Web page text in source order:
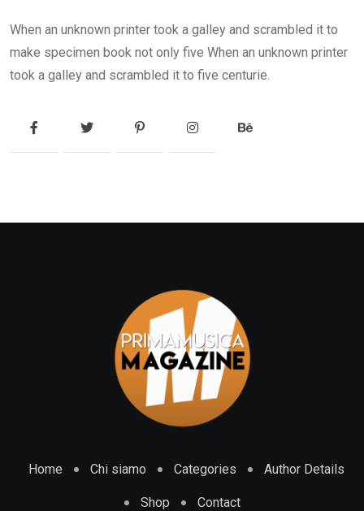
When an unknown printer took a galley and scrambled it to
make specimen book not only five When an unknown printer
took a galley and scrambled it to five centurie.
Home Chi siamo Categories Author Details
Shop Contact